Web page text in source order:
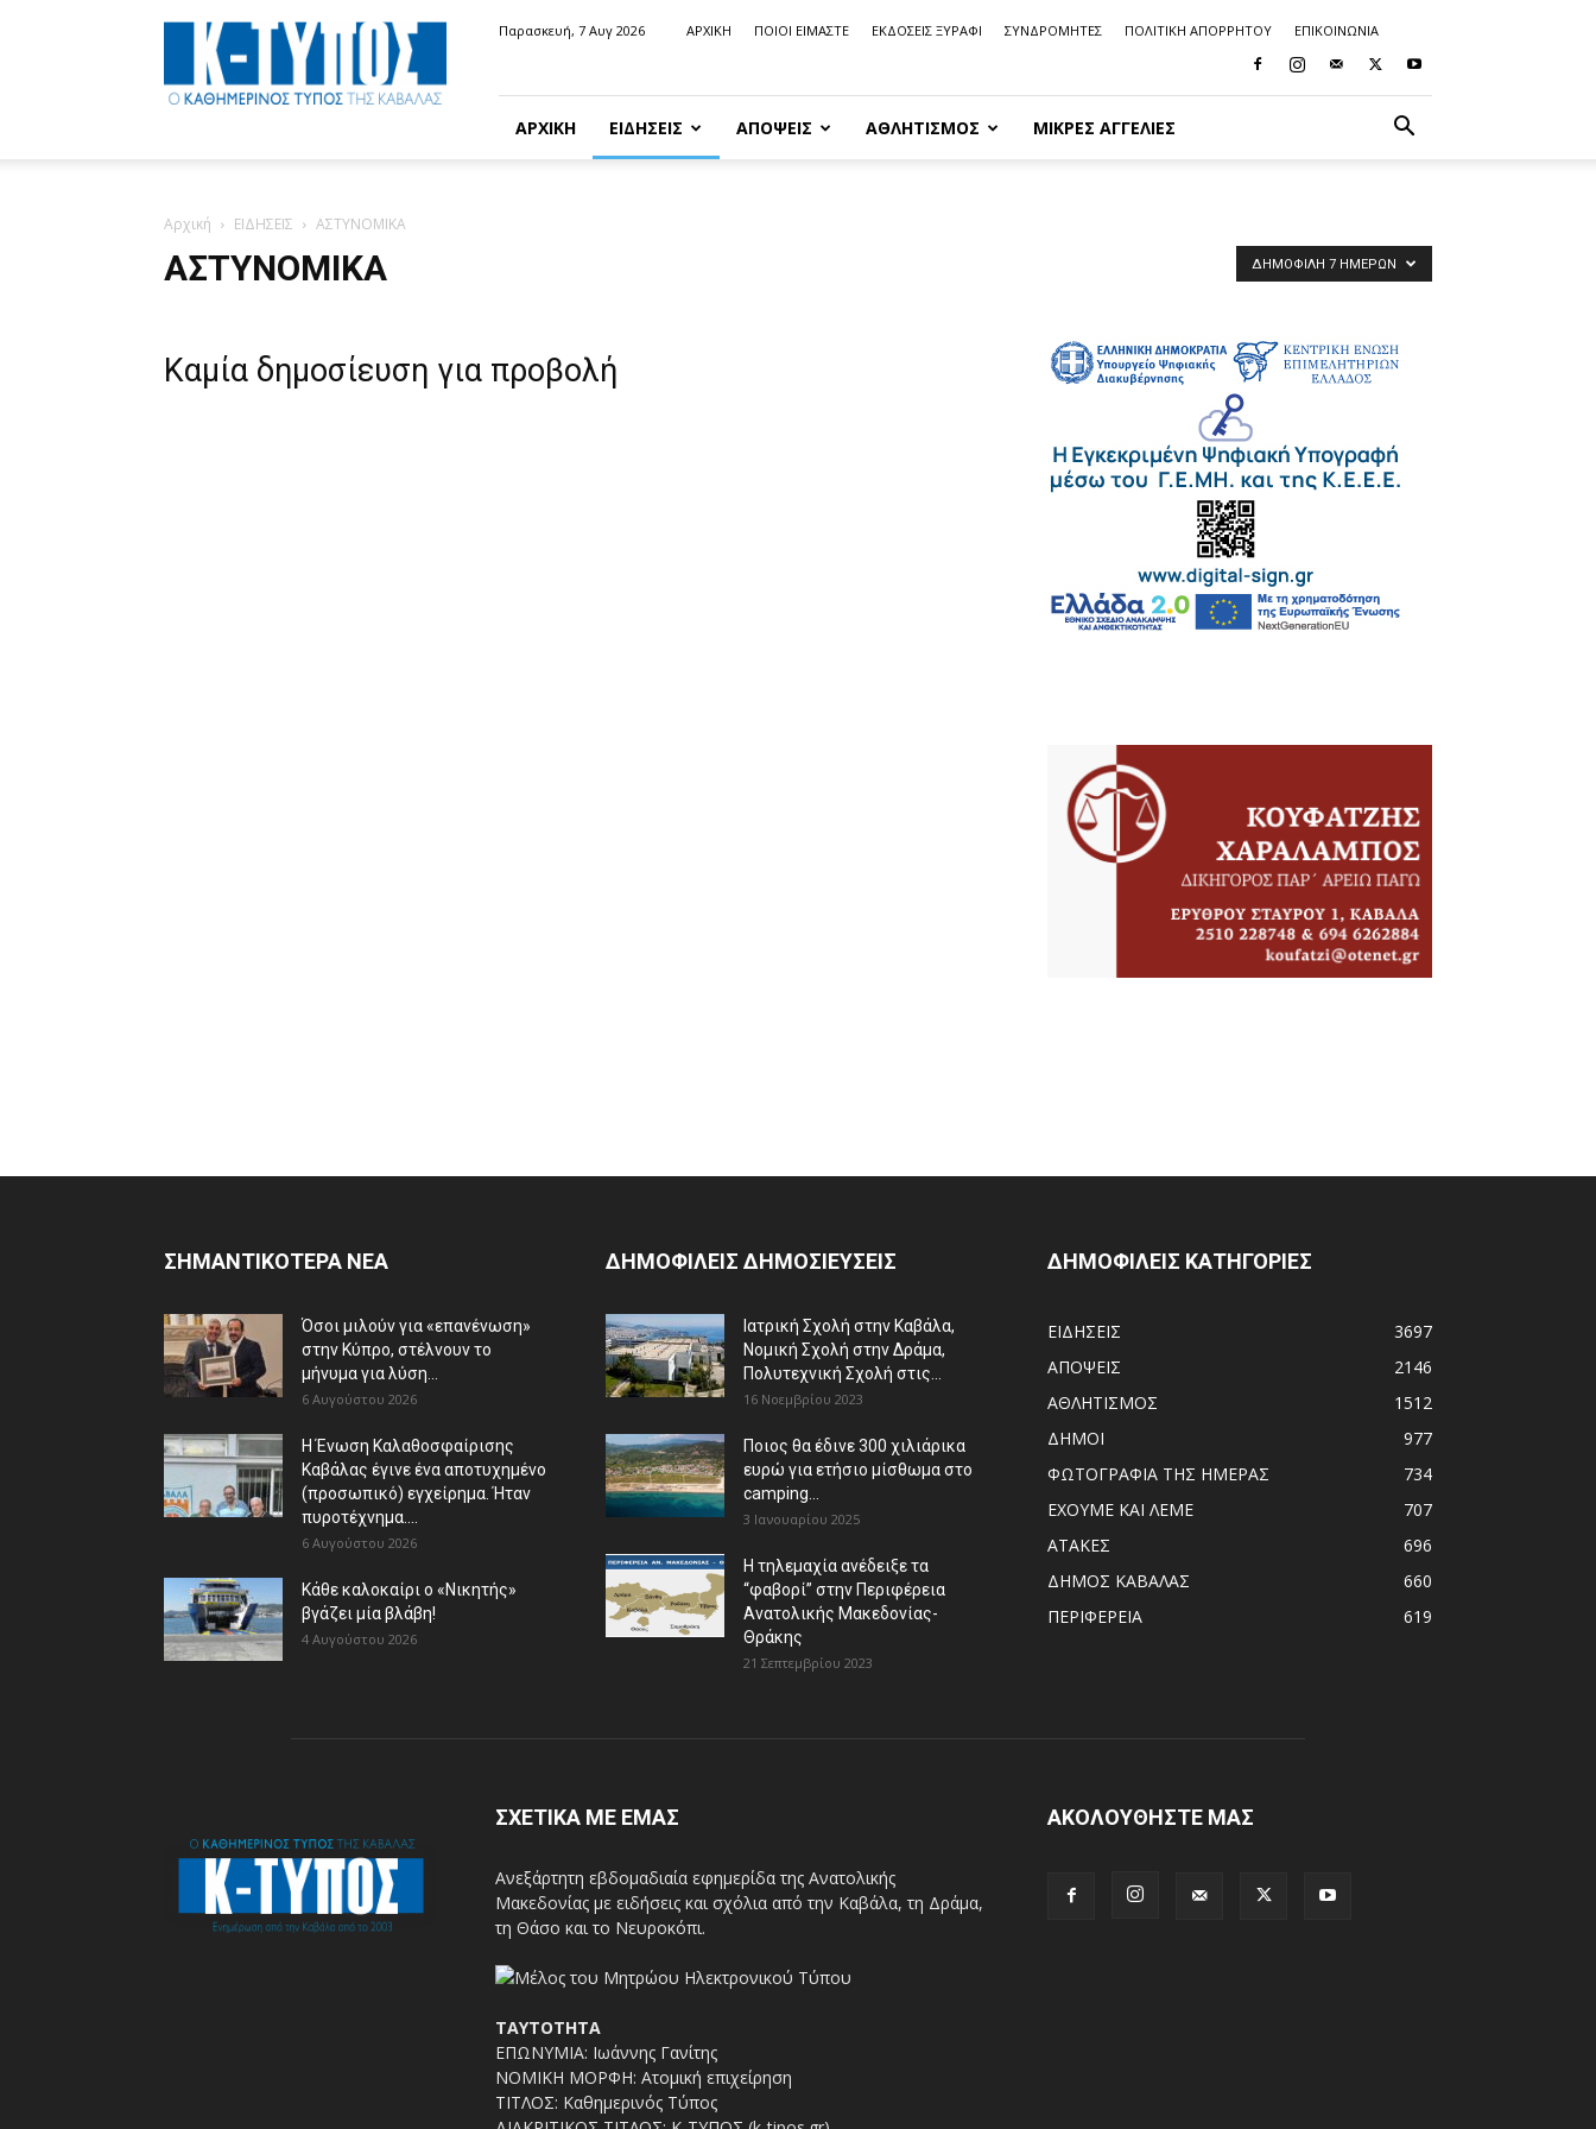
Κ-
ΤΥΠΟΣ
Παρασκευή, 7 Αυγ 2026 ΑΡΧΙΚΗ ΠΟΙΟΙ ΕΙΜΑΣΤΕ ΕΚΔΟΣΕΙΣ ΞΥΡΑΦΙ ΣΥΝΔΡΟΜΗΤΕΣ ΠΟΛΙΤΙΚΗ ΑΠΟΡΡΗΤΟΥ ΕΠΙΚΟΙΝΩΝΙΑ
ΑΡΧΙΚΗ ΕΙΔΗΣΕΙΣ ΑΠΟΨΕΙΣ ΑΘΛΗΤΙΣΜΟΣ ΜΙΚΡΈΣ ΑΓΓΕΛΊΕΣ
Αρχική ΕΙΔΗΣΕΙΣ ΑΣΤΥΝΟΜΙΚΑ
ΑΣΤΥΝΟΜΙΚΑ ΔΗΜΟΦΙΛΉ 7 ΗΜΕΡΏΝ
Καμία δημοσίευση για προβολή
ΣΗΜΑΝΤΙΚΟΤΕΡΑ ΝΕΑ
Όσοι μιλούν για «επανένωση»
στην Κύπρο, στέλνουν το
μήνυμα για λύση...
6 Αυγούστου 2026
Η Ένωση Καλαθοσφαίρισης
Καβάλας έγινε ένα αποτυχημένο
(προσωπικό) εγχείρημα. Ήταν
πυροτέχνημα....
6 Αυγούστου 2026
Κάθε καλοκαίρι ο «Νικητής»
βγάζει μία βλάβη!
4 Αυγούστου 2026
ΔΗΜΟΦΙΛΕΙΣ ΔΗΜΟΣΙΕΥΣΕΙΣ
Ιατρική Σχολή στην Καβάλα,
Νομική Σχολή στην Δράμα,
Πολυτεχνική Σχολή στις...
16 Νοεμβρίου 2023
Ποιος θα έδινε 300 χιλιάρικα
ευρώ για ετήσιο μίσθωμα στο
camping...
3 Ιανουαρίου 2025
Η τηλεμαχία ανέδειξε τα
“φαβορί” στην Περιφέρεια
Ανατολικής Μακεδονίας-
Θράκης
21 Σεπτεμβρίου 2023
ΔΗΜΟΦΙΛΕΙΣ ΚΑΤΗΓΟΡΙΕΣ
ΕΙΔΗΣΕΙΣ
3697
ΑΠΟΨΕΙΣ
2146
ΑΘΛΗΤΙΣΜΟΣ
1512
ΔΗΜΟΙ
977
ΦΩΤΟΓΡΑΦΙΑ ΤΗΣ ΗΜΕΡΑΣ
734
ΕΧΟΥΜΕ ΚΑΙ ΛΕΜΕ
707
ΑΤΑΚΕΣ
696
ΔΗΜΟΣ ΚΑΒΑΛΑΣ
660
ΠΕΡΙΦΕΡΕΙΑ
619
ΣΧΕΤΙΚΑ ΜΕ ΕΜΑΣ
Ανεξάρτητη εβδομαδιαία εφημερίδα της Ανατολικής
Μακεδονίας με ειδήσεις και σχόλια από την Καβάλα, τη Δράμα,
τη Θάσο και το Νευροκόπι.
ΤΑΥΤΟΤΗΤΑ
ΕΠΩΝΥΜΙΑ: Ιωάννης Γανίτης
ΝΟΜΙΚΗ ΜΟΡΦΗ: Ατομική επιχείρηση
ΤΙΤΛΟΣ: Καθημερινός Τύπος
ΑΚΟΛΟΥΘΗΣΤΕ ΜΑΣ